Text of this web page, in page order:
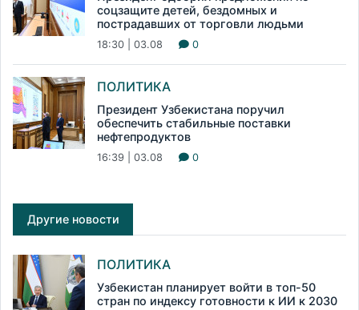
соцзащите детей, бездомных и
пострадавших от торговли людьми
18:30 | 03.08 0
ПОЛИТИКА
Президент Узбекистана поручил
обеспечить стабильные поставки
нефтепродуктов
16:39 | 03.08 0
Другие новости
ПОЛИТИКА
Узбекистан планирует войти в топ-50
стран по индексу готовности к ИИ к 2030